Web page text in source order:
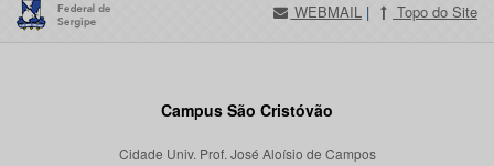
WEBMAIL | Topo do Site
Campus São Cristóvão
Cidade Univ. Prof. José Aloísio de Campos